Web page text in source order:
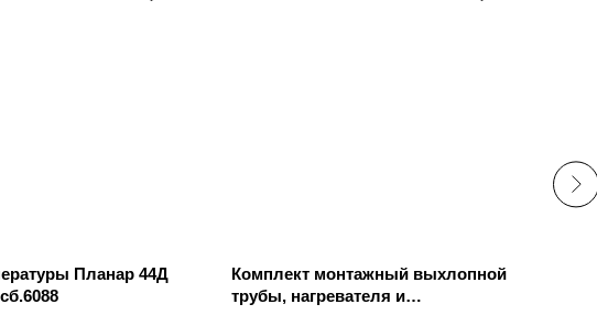
Планар 44Д
Комплект монтажный выхлопной
трубы, нагревателя и